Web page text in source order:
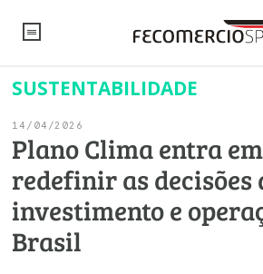
NOTÍCIAS
Editorial
Artigos
Institucional
Debates Fecomercio-SP
Economia
Pesquisas
Brasil
Legislação
SINDICATOS
PESQUISAS
FALE CONOSCO
SUSTENTABILIDADE
14/04/2026
Plano Clima entra
redefinir as decisões
investimento e
Brasil